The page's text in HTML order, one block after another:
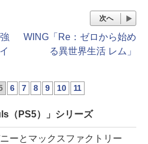
次へ
WING「Re：ゼロから始め
る異世界生活 レム」
6 7 8 9 10 11
（PS5）」シリーズ
ーとマックスファクトリー